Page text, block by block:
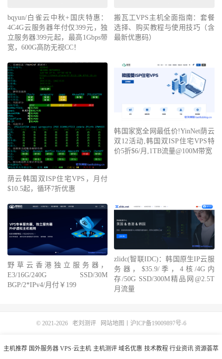
bqyun/白雀云中秋+国庆特惠：
4C4G云服务器年付仅399元，独
立服务器399元起，最高1Gbps带
宽，600G高防无视CC！
搬瓦工VPS主机全面指南：套餐
选择、购买教程与使用技巧（含
最新优惠码）
荫云韩国双ISP住宅VPS，月付
$10.5起，循环7折优惠
韩国家宽全网最低价!YinNet荫云
双12活动,韩国双ISP住宅VPS特
价5折$6/月,1TB流量@100M带宽
野草云香港独立服务器，
E3/16G/240G SSD/30M
BGP/2*IPv4/月付￥199
zlidc(智联IDC)：韩国原生IP云服
务器，$35.9/季，4核/4G内
存/50G SSD/300M精品网@2.5T
月流量
主机推荐 国外服务器 VPS·云主机 主机测评 域名优惠 技术教程 行业资讯 资源荟萃
© 2021-2026 老刘测评 网站地图 沪ICP备19009897号-6